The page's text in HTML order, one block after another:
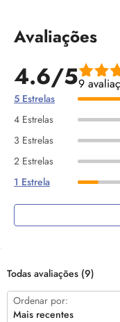
Avaliações
4.6/59
5 Estrelas
4 Estrelas
3 Estrelas
2 Estrelas
1 Estrela
Todas avaliações (9)
Ordenar por:
Mais recentes